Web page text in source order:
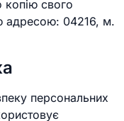
свого
адресою: 04216, м.
персональних